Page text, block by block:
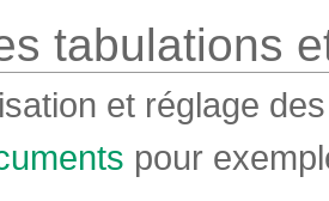
tabulations
et réglage
pour